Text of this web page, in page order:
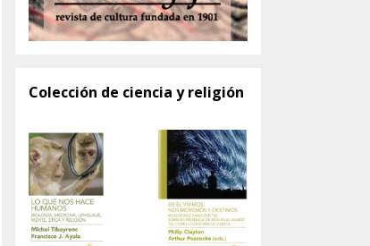
Colección de ciencia y religión